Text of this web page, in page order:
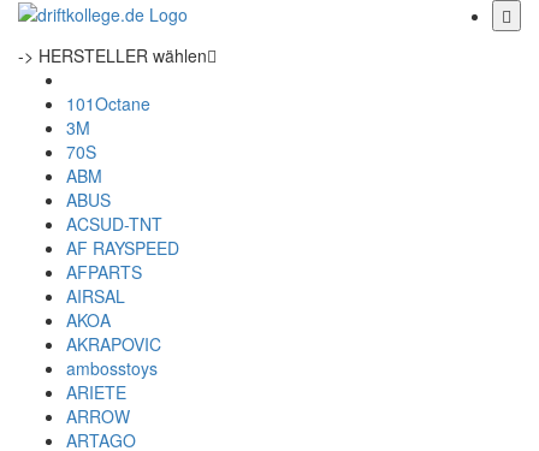
-> HERSTELLER wählen
101Octane
3M
70S
ABM
ABUS
ACSUD-TNT
AF RAYSPEED
AFPARTS
AIRSAL
AKOA
AKRAPOVIC
ambosstoys
ARIETE
ARROW
ARTAGO